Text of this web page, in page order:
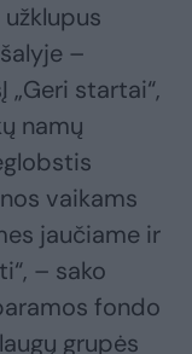
–
startai“,
namų
vaikams
jaučiame ir
– sako
fondo
grupės